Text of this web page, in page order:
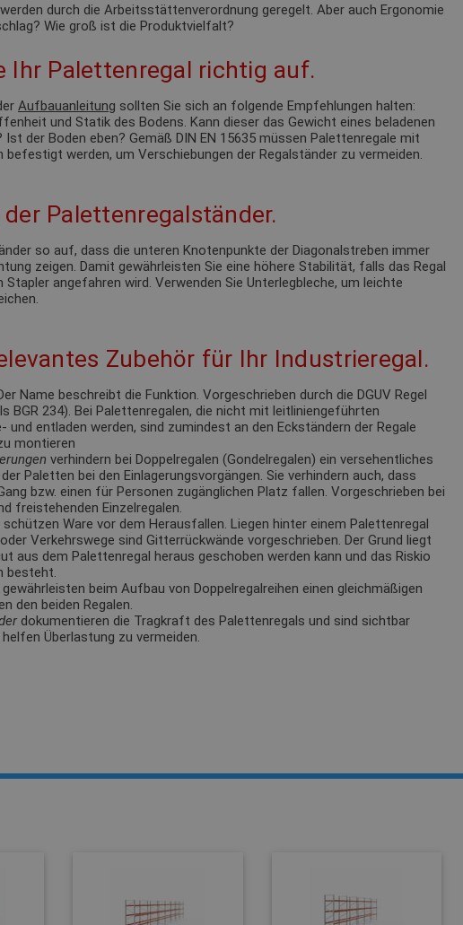
durch die Arbeitsstättenverordnung geregelt. Aber auch Ergonomie
Wie groß ist die Produktvielfalt?
Ihr Palettenregal richtig auf.
Aufbauanleitung sollten Sie sich an folgende Empfehlungen halten:
und Statik des Bodens. Kann dieser das Gewicht eines beladenen
der Boden eben? Gemäß DIN EN 15635 müssen Palettenregale mit
befestigt werden, um Verschiebungen der Regalständer zu vermeiden.
Palettenregalständer.
so auf, dass die unteren Knotenpunkte der Diagonalstreben immer
zeigen. Damit gewährleisten Sie eine höhere Stabilität, falls das Regal
Stapler angefahren wird. Verwenden Sie Unterlegbleche, um leichte
Zubehör für Ihr Industrieregal.
Name beschreibt die Funktion. Vorgeschrieben durch die DGUV Regel
BGR 234). Bei Palettenregalen, die nicht mit leitliniengeführten
und entladen werden, sind zumindest an den Eckständern der Regale
montieren
verhindern bei Doppelregalen (Gondelregalen) ein versehentliches
Paletten bei den Einlagerungsvorgängen. Sie verhindern auch, dass
bzw. einen für Personen zugänglichen Platz fallen. Vorgeschrieben bei
freistehenden Einzelregalen.
schützen Ware vor dem Herausfallen. Liegen hinter einem Palettenregal
Verkehrswege sind Gitterrückwände vorgeschrieben. Der Grund liegt
aus dem Palettenregal heraus geschoben werden kann und das Riskio
besteht.
beim Aufbau von Doppelregalreihen einen gleichmäßigen
den beiden Regalen.
dokumentieren die Tragkraft des Palettenregals und sind sichtbar
helfen Überlastung zu vermeiden.